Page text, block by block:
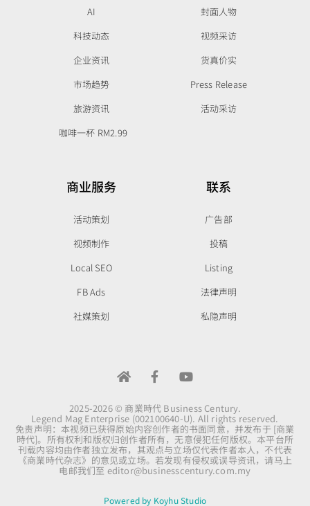
AI
科技动态
企业资讯
市场趋势
旅游资讯
咖啡一杯 RM2.99
封面人物
视频采访
货真价实
Press Release
活动采访
商业服务
活动策划
视频制作
Local SEO
FB Ads
社媒策划
联系
广告部
投稿
Listing
法律声明
私隐声明
2025-2026 © 商業時代 Business Century.
Legend Mag Enterprise (002100640-U). All rights reserved.
免责声明：本视频已获得原始内容创作者的书面同意，并发布于 [商業
時代]。所有权利和版权归创作者所有，无意侵犯任何版权。本平台所
刊载内容均由作者独立发布，其观点与立场仅代表作者本人，不代表
《商業時代杂志》的意见或立场。若发现有侵权或误导资讯，请马上
电邮我们至 editor@businesscentury.com.my
Powered by Koyhu Studio